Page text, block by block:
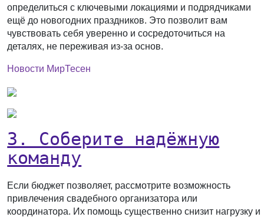
определиться с ключевыми локациями и подрядчиками
ещё до новогодних праздников. Это позволит вам
чувствовать себя уверенно и сосредоточиться на
деталях, не переживая из-за основ.
Новости МирТесен
3. Соберите надёжную
команду
Если бюджет позволяет, рассмотрите возможность
привлечения свадебного организатора или
координатора. Их помощь существенно снизит нагрузку и